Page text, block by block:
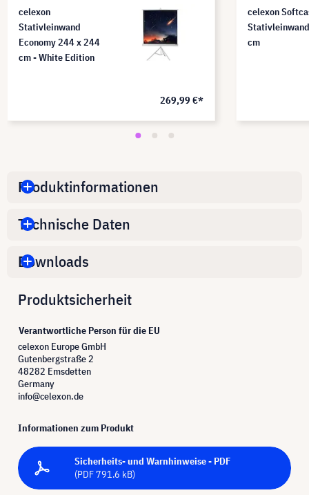
celexon
Stativleinwand
Economy 244 x 244
cm - White Edition
269,99 €*
celexon
cm
Produktinformationen
Technische Daten
Downloads
Produktsicherheit
Verantwortliche Person für die EU
celexon Europe GmbH
Gutenbergstraße 2
48282 Emsdetten
Germany
info@celexon.de
Informationen zum Produkt
Sicherheits- und Warnhinweise - PDF
(PDF 791.6 kB)